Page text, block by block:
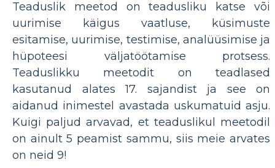
Teaduslik meetod on teadusliku katse või
uurimise käigus vaatluse, küsimuste
esitamise, uurimise, testimise, analüüsimise ja
hüpoteesi väljatöötamise protsess.
Teaduslikku meetodit on teadlased
kasutanud alates 17. sajandist ja see on
aidanud inimestel avastada uskumatuid asju.
Kuigi paljud arvavad, et teaduslikul meetodil
on ainult 5 peamist sammu, siis meie arvates
on neid 9!